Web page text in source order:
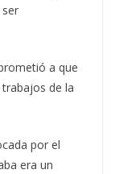
a que
de la
por el
era un